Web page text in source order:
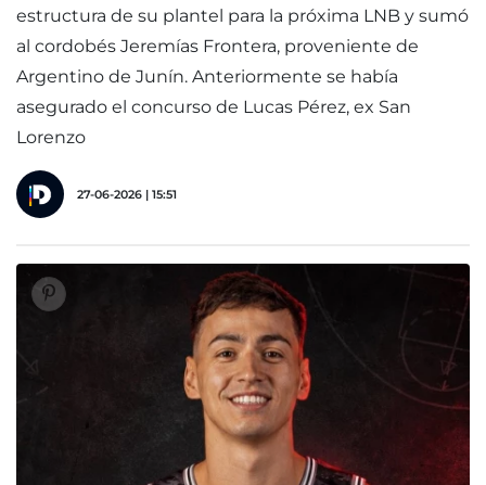
estructura de su plantel para la próxima LNB y sumó
al cordobés Jeremías Frontera, proveniente de
Argentino de Junín. Anteriormente se había
asegurado el concurso de Lucas Pérez, ex San
Lorenzo
27-06-2026 | 15:51